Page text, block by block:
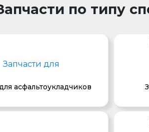
по типу
асфальтоукладчиков